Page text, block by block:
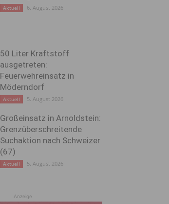
Aktuell 6. August 2026
50 Liter Kraftstoff
ausgetreten:
Feuerwehreinsatz in
Möderndorf
Aktuell 5. August 2026
Großeinsatz in Arnoldstein:
Grenzüberschreitende
Suchaktion nach Schweizer
(67)
Aktuell 5. August 2026
Anzeige